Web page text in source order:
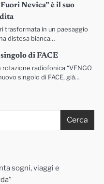
Nevica” è il suo
trasformata in un paesaggio
distesa bianca…
di FACE
radiofonica “VENGO
singolo di FACE, già…
Cerca
sogni, viaggi e